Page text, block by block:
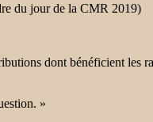
du jour de la CMR 2019)
dont bénéficient les
»